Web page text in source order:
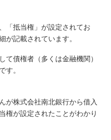
「抵当権」が設定されてお
が記載されています。
て債権者（多くは金融機関）
です。
が株式会社南北銀行から借入
権が設定されたことがわかり